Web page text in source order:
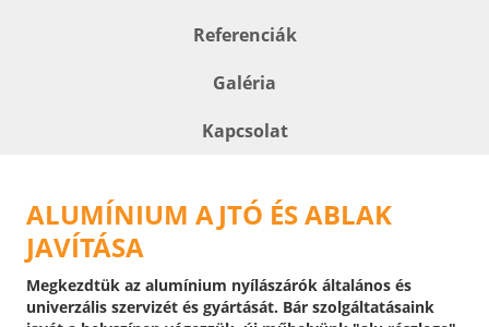
Referenciák
Galéria
Kapcsolat
ALUMÍNIUM AJTÓ ÉS ABLAK
JAVÍTÁSA
Megkezdtük az alumínium nyílászárók általános és
univerzális szervizét és gyártását. Bár szolgáltatásaink